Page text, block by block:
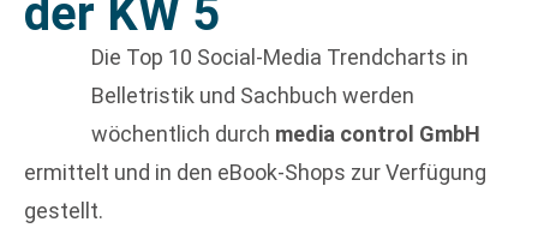
der KW 5
Die Top 10 Social-Media Trendcharts in
Belletristik und Sachbuch werden
wöchentlich durch media control GmbH
ermittelt und in den eBook-Shops zur Verfügung
gestellt.